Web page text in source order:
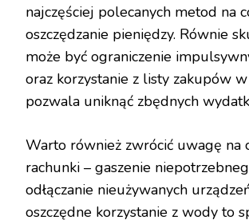
najczęściej polecanych metod na
oszczędzanie pieniędzy. Równie
może być ograniczenie
oraz korzystanie z listy zakupów
pozwala uniknąć zbędnych
Warto również zwrócić uwagę na
rachunki – gaszenie
odłączanie nieużywanych
oszczędne korzystanie z wody to